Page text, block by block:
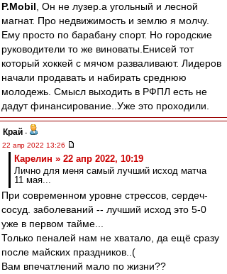
P.Mobil , Он не лузер.а угольный и лесной
магнат. Про недвижимость и землю я молчу.
Ему просто по барабану спорт. Но городские
руководители то же виноваты.Енисей тот
который хоккей с мячом разваливают. Лидеров
начали продавать и набирать среднюю
молодежь. Смысл выходить в РФПЛ есть не
дадут финансирование..Уже это проходили.
Край -
22 апр 2022 13:26
Карелин » 22 апр 2022, 10:19
Лично для меня самый лучший исход матча
11 мая...
При современном уровне стрессов, сердеч-
сосуд. заболеваний -- лучший исход это 5-0
уже в первом тайме...
Только пеналей нам не хватало, да ещё сразу
после майских праздников..(
Вам впечатлений мало по жизни??